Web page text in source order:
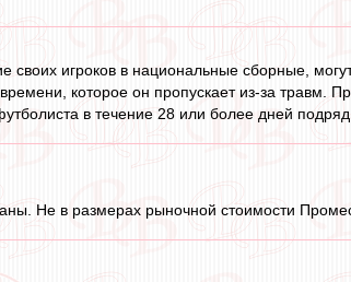
игроков в национальные сборные,
которое он пропускает из-за травм.
в течение 28 или более дней
Не в размерах рыночной стоимости